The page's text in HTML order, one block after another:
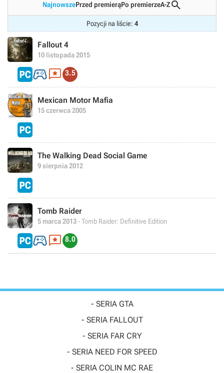
NajnowszePrzed premierąPo premierzeA-Z
Pozycji na liście: 4
Fallout 4
10 listopada 2015
 3.5
Mexican Motor Mafia
15 czerwca 2005
The Walking Dead Social Game
9 sierpnia 2012
Tomb Raider
5 marca 2013- Tomb Raider: Definitive Edition
 8.0
- SERIA GTA
- SERIA FALLOUT
- SERIA FAR CRY
- SERIA NEED FOR SPEED
- SERIA COLIN MC RAE